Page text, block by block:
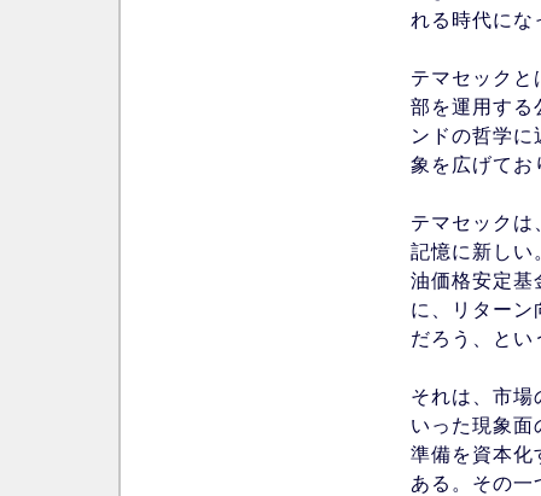
れる時代にな
テマセック
部を運用する
ンドの哲学
象を広げてお
テマセックは
記憶に新しい
油価格安定基
に、リターン
だろう、とい
それは、市場
いった現象面
準備を資本化
ある。その一